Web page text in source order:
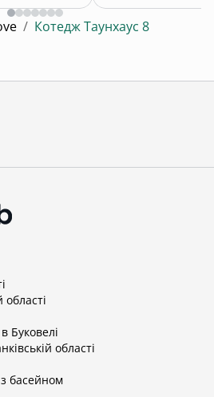
/ Котедж Таунхаус 8
області
Буковелі
області
басейном